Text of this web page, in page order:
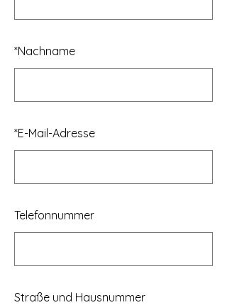
*Nachname
*E-Mail-Adresse
Telefonnummer
Straße und Hausnummer